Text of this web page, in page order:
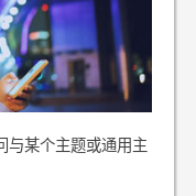
与某个主题或通用主